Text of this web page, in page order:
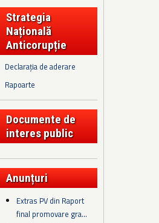
Strategia
Națională
Anticorupție
Declarația de aderare
Rapoarte
Documente de
interes public
Anunțuri
Extras PV din Raport
final promovare gra...